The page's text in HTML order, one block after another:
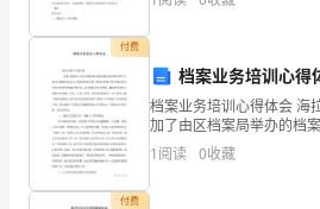
keep
healthy?
keep
healthy,
年四季不同的
付费
档案业务培训心得
档案业务培训心得体会 海
加了由区档案局举办的档
期的培训学习，使我系统
民经济和社会发展中的地位
1阅读 0收藏
付费